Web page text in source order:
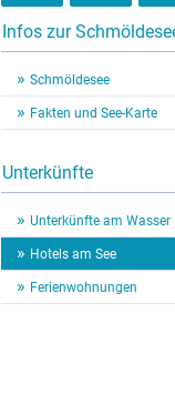
Infos zur
Schmöldesee
Fakten und See-Karte
Unterkünfte
Unterkünfte am Wasser
Hotels am See
Ferienwohnungen